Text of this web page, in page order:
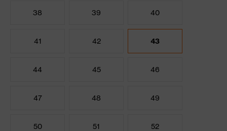
38 39 40
41 42 43
44 45 46
47 48 49
50 51 52